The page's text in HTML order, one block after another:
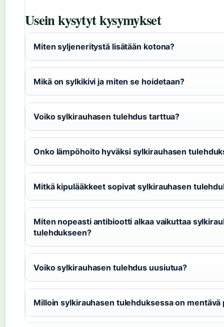
Usein kysytyt kysymykset
Miten syljeneritystä lisätään kotona?
Mikä on sylkikivi ja miten se hoidetaan?
Voiko sylkirauhasen tulehdus tarttua?
Onko lämpöhoito hyväksi sylkirauhasen
Mitkä kipulääkkeet sopivat sylkirauhasen
Miten nopeasti antibiootti alkaa vaikuttaa
tulehdukseen?
Voiko sylkirauhasen tulehdus uusiutua?
Milloin sylkirauhasen tulehduksessa on mentävä